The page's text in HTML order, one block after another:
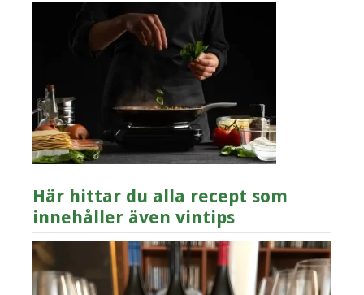
Här hittar du alla recept som
innehåller även vintips